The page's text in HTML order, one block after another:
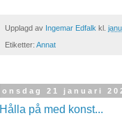
Upplagd av Ingemar Edfalk kl.
Etiketter: Annat
onsdag 21 januari
Hålla på med konst...